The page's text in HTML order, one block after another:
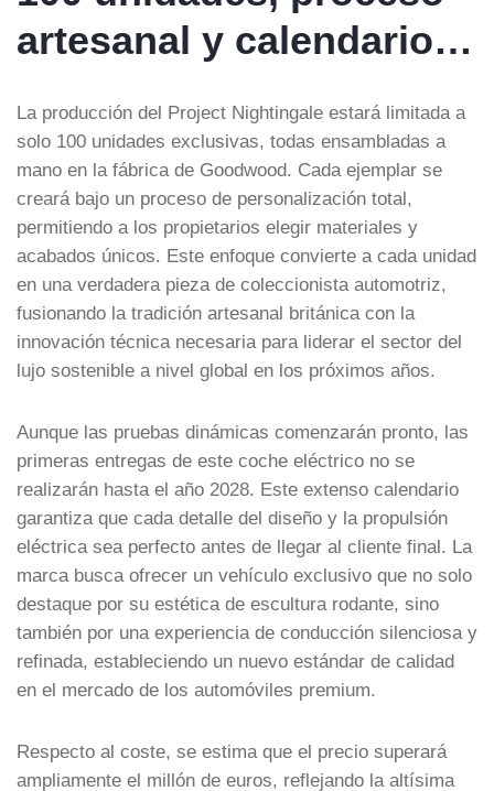
artesanal y calendario…
La producción del Project Nightingale estará limitada a
solo 100 unidades exclusivas, todas ensambladas a
mano en la fábrica de Goodwood. Cada ejemplar se
creará bajo un proceso de personalización total,
permitiendo a los propietarios elegir materiales y
acabados únicos. Este enfoque convierte a cada unidad
en una verdadera pieza de coleccionista automotriz,
fusionando la tradición artesanal británica con la
innovación técnica necesaria para liderar el sector del
lujo sostenible a nivel global en los próximos años.
Aunque las pruebas dinámicas comenzarán pronto, las
primeras entregas de este coche eléctrico no se
realizarán hasta el año 2028. Este extenso calendario
garantiza que cada detalle del diseño y la propulsión
eléctrica sea perfecto antes de llegar al cliente final. La
marca busca ofrecer un vehículo exclusivo que no solo
destaque por su estética de escultura rodante, sino
también por una experiencia de conducción silenciosa y
refinada, estableciendo un nuevo estándar de calidad
en el mercado de los automóviles premium.
Respecto al coste, se estima que el precio superará
ampliamente el millón de euros, reflejando la altísima